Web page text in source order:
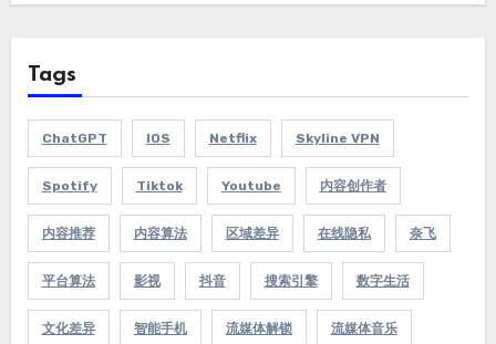
Tags
ChatGPT IOS Netflix Skyline VPN
Spotify Tiktok Youtube 内容创作者
内容推荐 内容算法 区域差异 在线隐私 奈飞
平台算法 影视 抖音 搜索引擎 数字生活
文化差异 智能手机 流媒体解锁 流媒体音乐